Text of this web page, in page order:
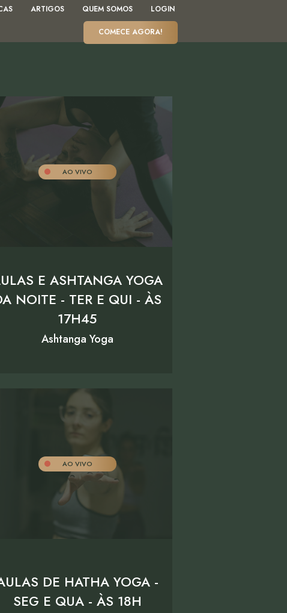
ARTIGOS QUEM SOMOS LOGIN
COMECE AGORA!
AO VIVO
E ASHTANGA YOGA
NOITE - TER E QUI - ÀS
17H45
Ashtanga Yoga
AO VIVO
DE HATHA YOGA -
SEG E QUA - ÀS 18H